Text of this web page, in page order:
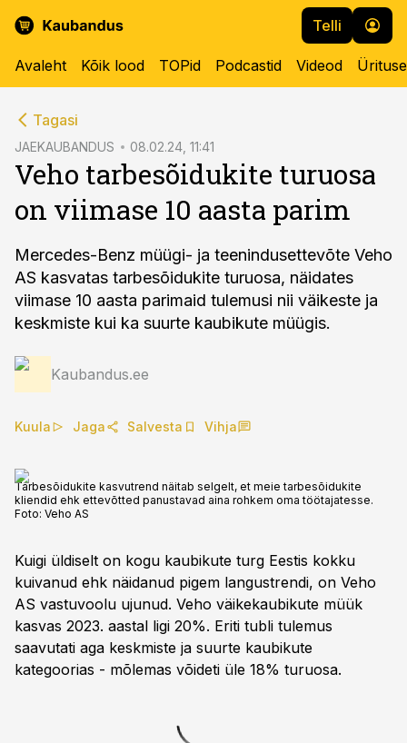
Telli
Avaleht Kõik lood TOPid Podcastid Videod
Tagasi
JAEKAUBANDUS 08.02.24, 11:41
Veho tarbesõidukite turuosa
on viimase 10 aasta parim
Mercedes-Benz müügi- ja teenindusettevõte Veho
AS kasvatas tarbesõidukite turuosa, näidates
viimase 10 aasta parimaid tulemusi nii väikeste ja
keskmiste kui ka suurte kaubikute müügis.
Kaubandus.ee
Kuula Jaga Salvesta Vihja
Tarbesõidukite kasvutrend näitab selgelt, et meie tarbesõidukite
kliendid ehk ettevõtted panustavad aina rohkem oma töötajatesse.
Foto: Veho AS
Kuigi üldiselt on kogu kaubikute turg Eestis kokku
kuivanud ehk näidanud pigem langustrendi, on Veho
AS vastuvoolu ujunud. Veho väikekaubikute müük
kasvas 2023. aastal ligi 20%. Eriti tubli tulemus
saavutati aga keskmiste ja suurte kaubikute
kategoorias - mõlemas võideti üle 18% turuosa.